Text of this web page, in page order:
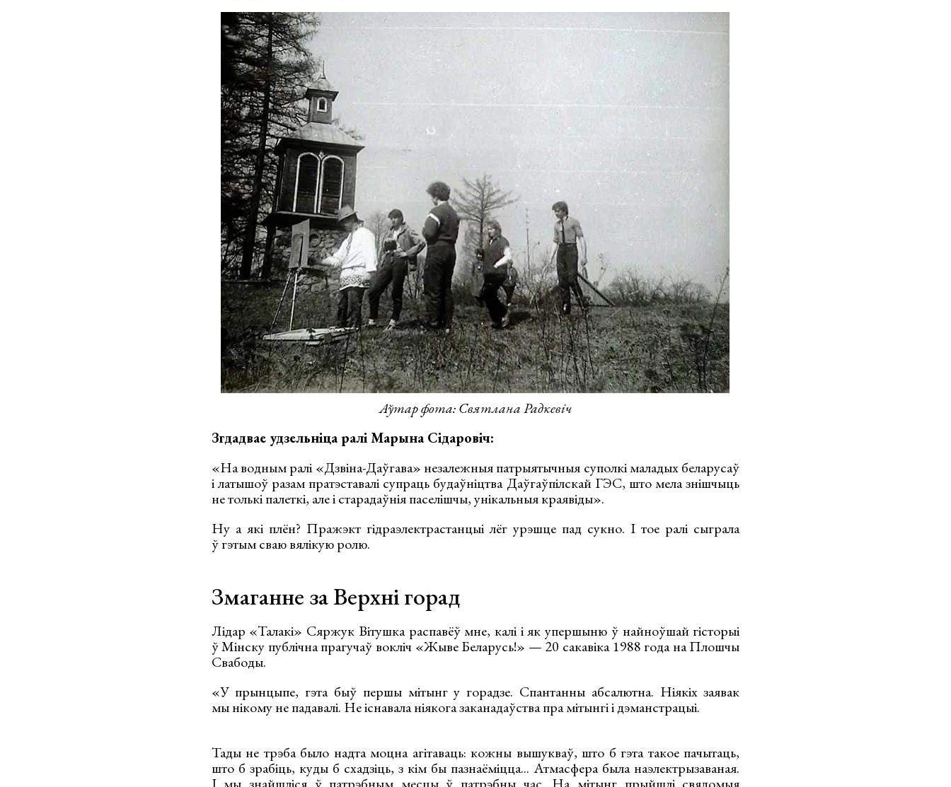
Аўтар фота: Святлана Радкевіч
Згдадвае удзельніца ралі Марына Сідаровіч:
«На водным ралі «Дзвіна-Даўгава» незалежныя патрыятычныя суполкі маладых беларусаў
і латышоў разам пратэставалі супраць будаўніцтва Даўгаўпілскай ГЭС, што мела знішчыць
не толькі палеткі, але і старадаўнія паселішчы, унікальныя краявіды».
Ну а які плён? Пражэкт гідраэлектрастанцыі лёг урэшце пад сукно. І тое ралі сыграла
ў гэтым сваю вялікую ролю.
Змаганне за Верхні горад
Лідар «Талакі» Сяржук Вітушка распавёў мне, калі і як упершыню ў найноўшай гісторыі
ў Мінску публічна прагучаў вокліч «Жыве Беларусь!» — 20 сакавіка 1988 года на Плошчы
Свабоды.
«У прынцыпе, гэта быў першы мітынг у горадзе. Спантанны абсалютна. Ніякіх заявак
мы нікому не падавалі. Не існавала ніякога заканадаўства пра мітынгі і дэманстрацыі.
Тады не трэба было надта моцна агітаваць: кожны вышукваў, што б гэта такое пачытаць,
што б зрабіць, куды б схадзіць, з кім бы пазнаёміцца... Атмасфера была наэлектрызаваная.